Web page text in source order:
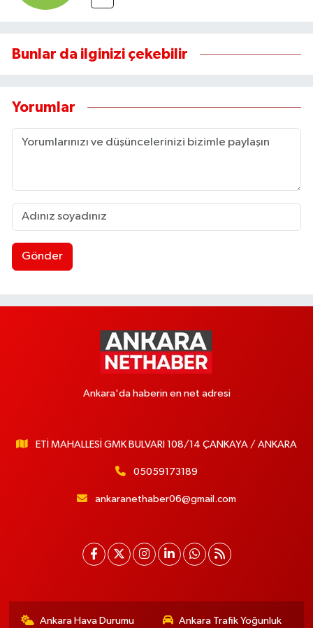
Bunlar da ilginizi çekebilir
Yorumlar
Gönder
Ankara'da haberin en net adresi
ETİ MAHALLESİ GMK BULVARI 108/14 ÇANKAYA / ANKARA
05059173189
ankaranethaber06@gmail.com
Ankara Hava Durumu Ankara Trafik Yoğunluk